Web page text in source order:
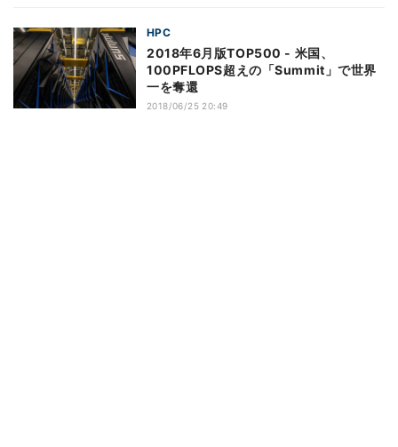
HPC
2018年6月版TOP500 - 米国、
100PFLOPS超えの「Summit」で世界
一を奪還
2018/06/25 20:49